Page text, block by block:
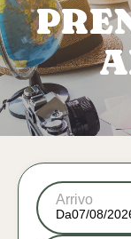
Arrivo
Da